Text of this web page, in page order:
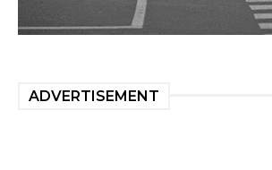
ADVERTISEMENT